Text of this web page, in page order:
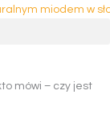
mówi – czy jest